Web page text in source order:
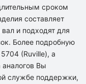
сроком
составляет
и подходят для
Более подробную
(Ruville), а
Вы
службе поддержки,